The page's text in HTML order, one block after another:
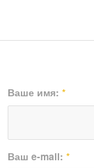
Ваше имя:*
Ваш e-mail:*